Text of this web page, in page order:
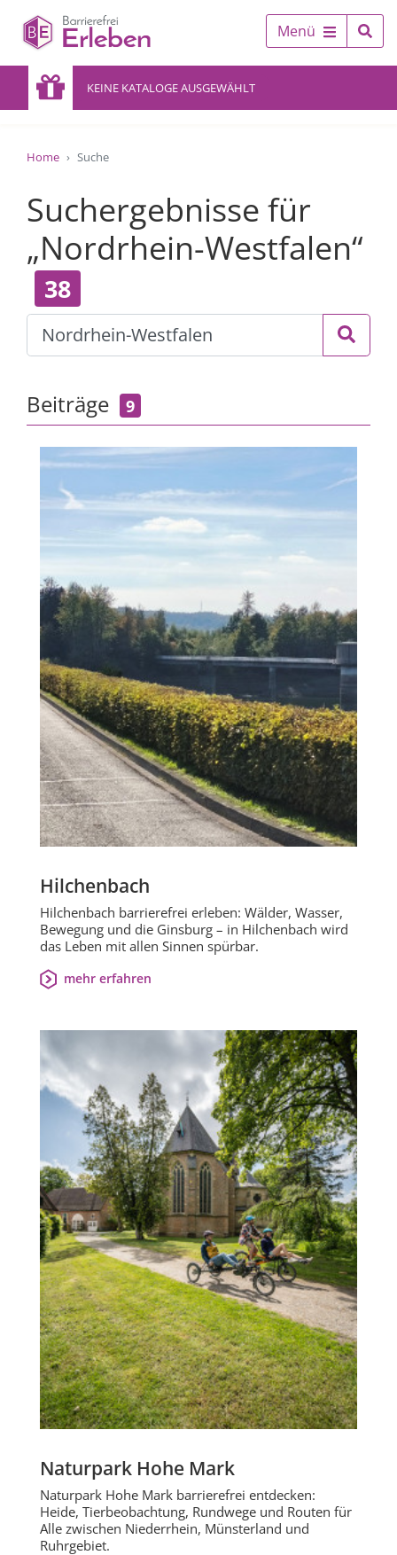
Menü
KEINE KATALOGE AUSGEWÄHLT
Home Suche
Suchergebnisse für
„Nordrhein-Westfalen“
38
Beiträge 9
Hilchenbach
Hilchenbach barrierefrei erleben: Wälder, Wasser,
Bewegung und die Ginsburg – in Hilchenbach wird
das Leben mit allen Sinnen spürbar.
mehr erfahren
Naturpark Hohe Mark
Naturpark Hohe Mark barrierefrei entdecken:
Heide, Tierbeobachtung, Rundwege und Routen für
Alle zwischen Niederrhein, Münsterland und
Ruhrgebiet.